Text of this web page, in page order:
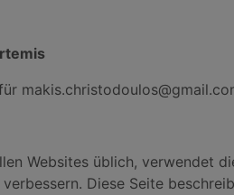
Websites üblich, verwendet
Diese Seite